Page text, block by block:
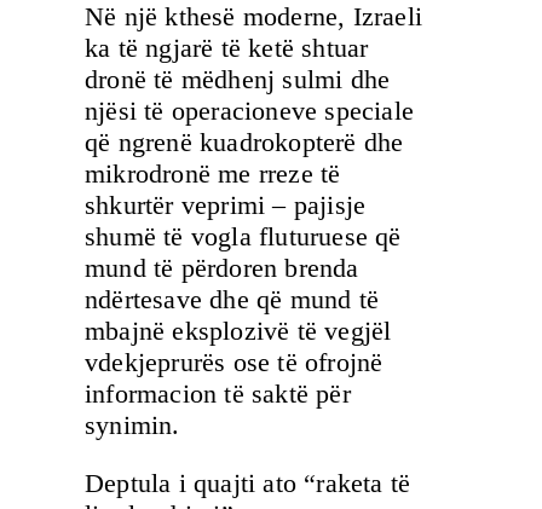
Në një kthesë moderne, Izraeli
ka të ngjarë të ketë shtuar
dronë të mëdhenj sulmi dhe
njësi të operacioneve speciale
që ngrenë kuadrokopterë dhe
mikrodronë me rreze të
shkurtër veprimi – pajisje
shumë të vogla fluturuese që
mund të përdoren brenda
ndërtesave dhe që mund të
mbajnë eksplozivë të vegjël
vdekjeprurës ose të ofrojnë
informacion të saktë për
synimin.
Deptula i quajti ato “raketa të